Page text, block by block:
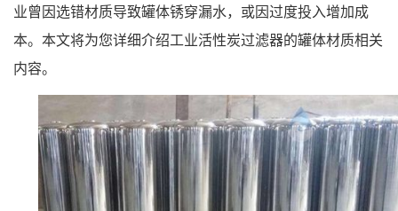
业曾因选错材质导致罐体锈穿漏水，或因过度投入增加成
本。本文将为您详细介绍工业活性炭过滤器的罐体材质相关
内容。